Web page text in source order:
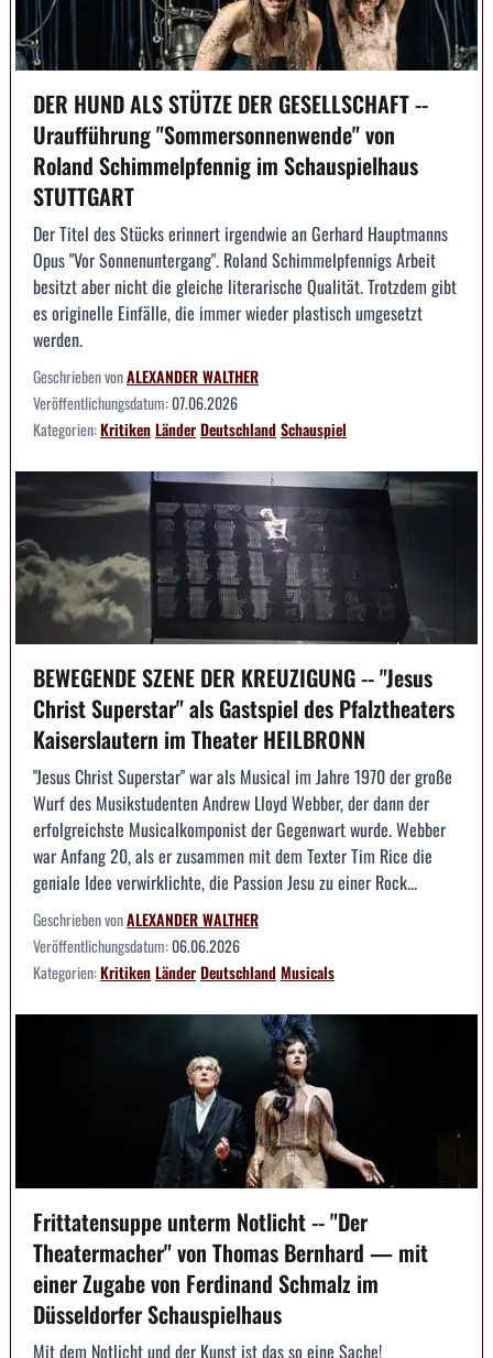
DER HUND ALS STÜTZE DER GESELLSCHAFT --
Uraufführung "Sommersonnenwende" von
Roland Schimmelpfennig im Schauspielhaus
STUTTGART
Der Titel des Stücks erinnert irgendwie an Gerhard Hauptmanns
Opus "Vor Sonnenuntergang". Roland Schimmelpfennigs Arbeit
besitzt aber nicht die gleiche literarische Qualität. Trotzdem gibt
es originelle Einfälle, die immer wieder plastisch umgesetzt
werden.
Geschrieben vonALEXANDER WALTHER
Veröffentlichungsdatum:07.06.2026
Kategorien:KritikenLänderDeutschlandSchauspiel
BEWEGENDE SZENE DER KREUZIGUNG -- "Jesus
Christ Superstar" als Gastspiel des Pfalztheaters
Kaiserslautern im Theater HEILBRONN
"Jesus Christ Superstar" war als Musical im Jahre 1970 der große
Wurf des Musikstudenten Andrew Lloyd Webber, der dann der
erfolgreichste Musicalkomponist der Gegenwart wurde. Webber
war Anfang 20, als er zusammen mit dem Texter Tim Rice die
geniale Idee verwirklichte, die Passion Jesu zu einer Rock...
Geschrieben vonALEXANDER WALTHER
Veröffentlichungsdatum:06.06.2026
Kategorien:KritikenLänderDeutschlandMusicals
Frittatensuppe unterm Notlicht -- "Der
Theatermacher" von Thomas Bernhard — mit
einer Zugabe von Ferdinand Schmalz im
Düsseldorfer Schauspielhaus
Mit dem Notlicht und der Kunst ist das so eine Sache!